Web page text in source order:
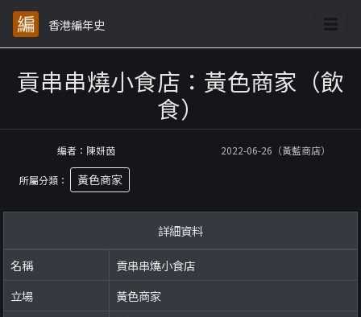
香港編年史
貢串串燒小食店：黃色商家（飲
食）
編者：陳妍茵 2022-06-26（黃藍商店）
所屬分類： 黃色商家
詳細資料
名稱
貢串串燒小食店
立場
黃色商家